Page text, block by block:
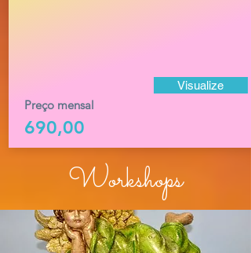
Preço mensal
690,00
Visualize
Workshops